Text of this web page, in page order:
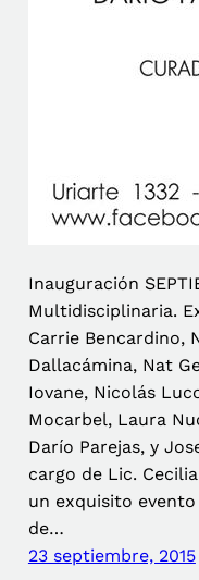
Inauguración
Multidisciplinaria.
Carrie Bencardino,
Dallacámina, Nat
Iovane, Nicolás
Mocarbel, Laura
Darío Parejas, y
cargo de Lic.
un exquisito
de…
23 septiembre, 2015